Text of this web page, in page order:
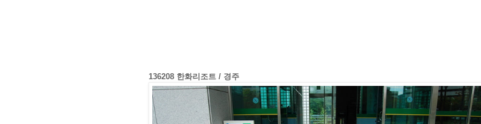
136208 한화리조트 / 경주